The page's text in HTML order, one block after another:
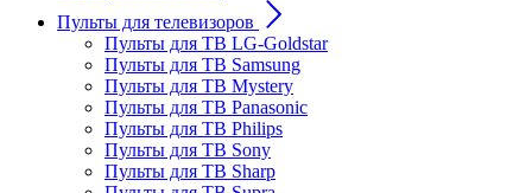
Пульты для телевизоров
Пульты для ТВ LG-Goldstar
Пульты для ТВ Samsung
Пульты для ТВ Mystery
Пульты для ТВ Panasonic
Пульты для ТВ Philips
Пульты для ТВ Sony
Пульты для ТВ Sharp